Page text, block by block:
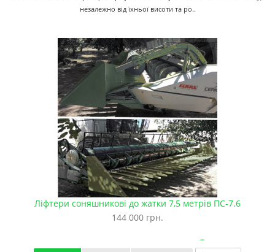
незалежно від їхньої висоти та ро..
Ліфтери соняшникові до жатки 7,5 метрів ПС-7.6
144 000 грн.
–